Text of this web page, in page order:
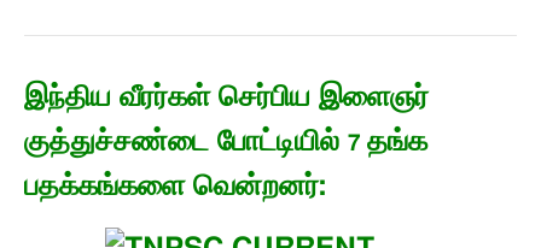
இந்திய வீரர்கள் செர்பிய இளைஞர்
குத்துச்சண்டை போட்டியில் 7 தங்க
பதக்கங்களை வென்றனர்: